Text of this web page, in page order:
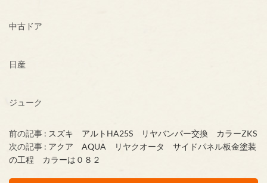
中古ドア
日産
ジューク
前の記事 : スズキ アルトHA25S リヤバンパー交換 カラーZKS
次の記事 : アクア AQUA リヤクオータ サイドパネル板金塗装
の工程 カラーは０８２